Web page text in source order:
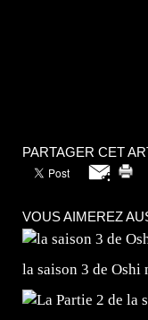
PARTAGER CET
VOUS AIMEREZ
la saison 3 de